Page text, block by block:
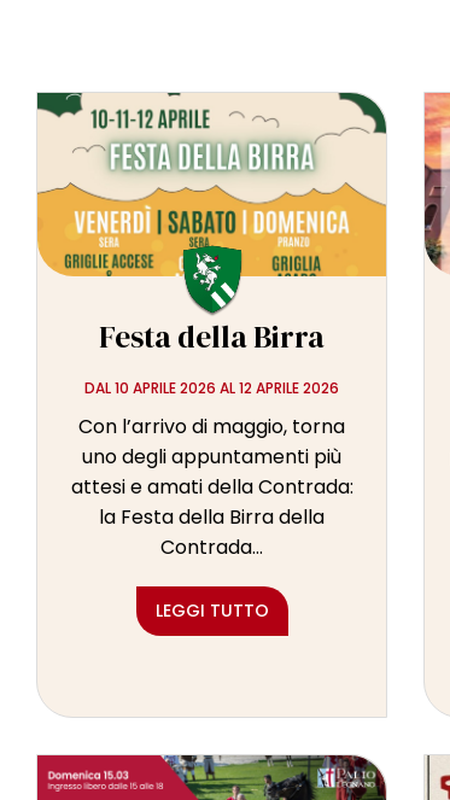
Festa della Birra
DAL 10 APRILE 2026 AL 12 APRILE 2026
Con l’arrivo di maggio, torna
uno degli appuntamenti più
attesi e amati della Contrada:
la Festa della Birra della
Contrada...
LEGGI TUTTO